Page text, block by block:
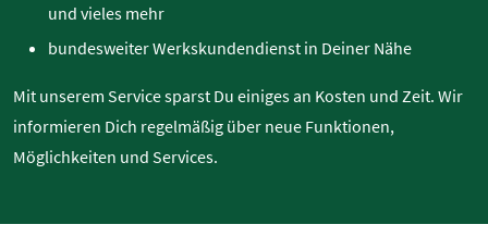
und vieles mehr
bundesweiter Werkskundendienst in Deiner Nähe
Mit unserem Service sparst Du einiges an Kosten und Zeit. Wir
informieren Dich regelmäßig über neue Funktionen,
Möglichkeiten und Services.